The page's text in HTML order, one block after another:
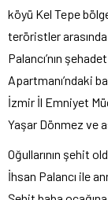
köyü Kel Tepe
teröristler
Palancı’nın
Apartmanı’ndaki
İzmir İl Emniyet
Yaşar Dönmez ve
Oğullarının şehit
İhsan Palancı ile